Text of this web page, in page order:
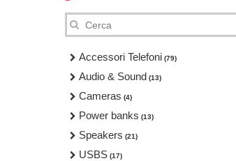
Accessori Telefoni (79)
Audio & Sound (13)
Cameras (4)
Power banks (13)
Speakers (21)
USBS (17)